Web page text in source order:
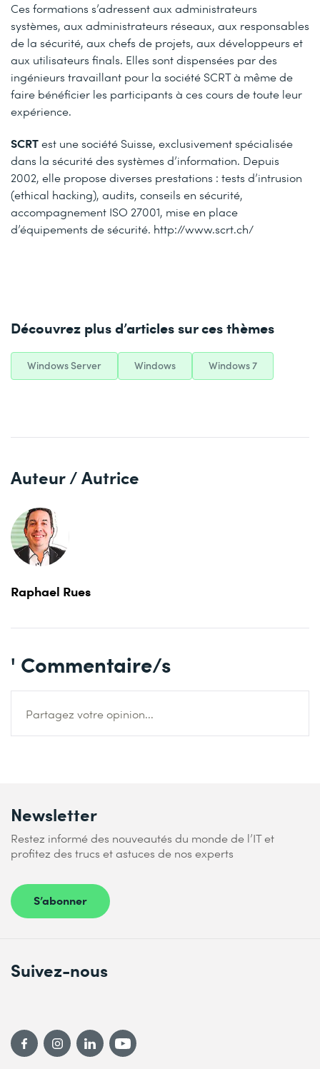
Ces formations s’adressent aux administrateurs
systèmes, aux administrateurs réseaux, aux responsables
de la sécurité, aux chefs de projets, aux développeurs et
aux utilisateurs finals. Elles sont dispensées par des
ingénieurs travaillant pour la société SCRT à même de
faire bénéficier les participants à ces cours de toute leur
expérience.
SCRTest une société Suisse, exclusivement spécialisée
dans la sécurité des systèmes d’information. Depuis
2002, elle propose diverses prestations : tests d’intrusion
(ethical hacking), audits, conseils en sécurité,
accompagnement ISO 27001, mise en place
d’équipements de sécurité. http://www.scrt.ch/
Découvrez plus d’articles sur ces thèmes
Windows Server Windows Windows 7
Auteur / Autrice
Raphael Rues
' Commentaire/s
Partagez votre opinion...
Newsletter
Restez informé des nouveautés du monde de l’IT et
profitez des trucs et astuces de nos experts
S’abonner
Suivez-nous